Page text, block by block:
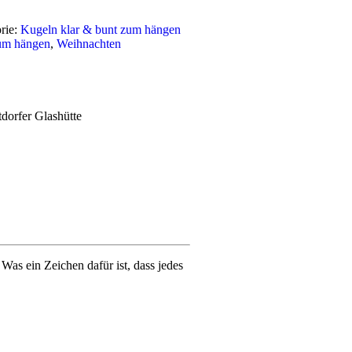
Kugeln klar & bunt zum hängen
hängen, Weihnachten
Glashütte
ein Zeichen dafür ist, dass jedes